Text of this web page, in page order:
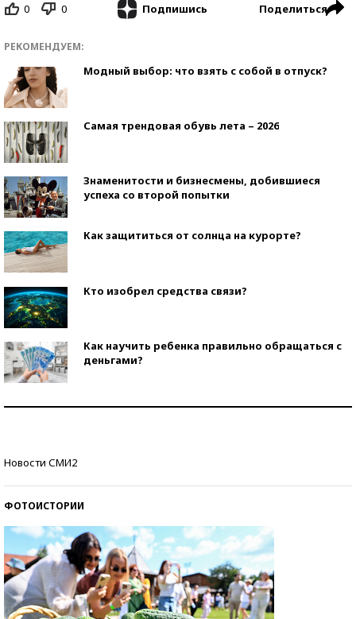
0 0 Подпишись Поделиться
РЕКОМЕНДУЕМ:
Модный выбор: что взять с собой в отпуск?
Самая трендовая обувь лета – 2026
Знаменитости и бизнесмены, добившиеся
успеха со второй попытки
Как защититься от солнца на курорте?
Кто изобрел средства связи?
Как научить ребенка правильно обращаться с
деньгами?
Новости СМИ2
ФОТОИСТОРИИ